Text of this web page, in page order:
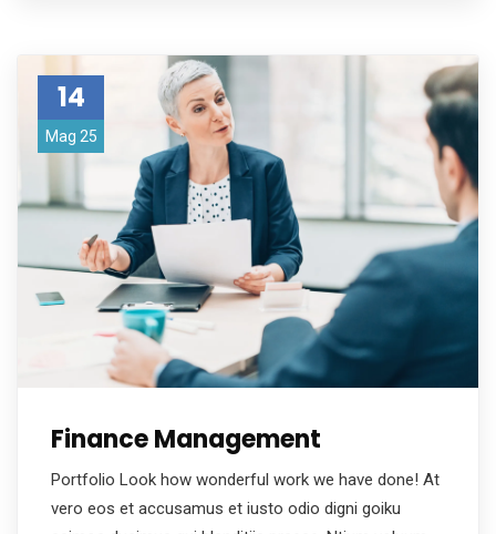
14
Mag 25
Finance Management
Portfolio Look how wonderful work we have done! At
vero eos et accusamus et iusto odio digni goiku